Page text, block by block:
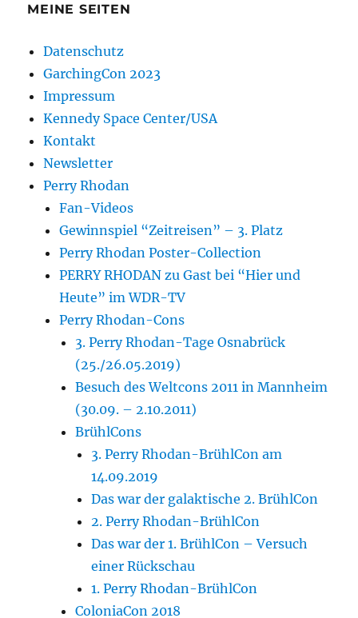
MEINE SEITEN
Datenschutz
GarchingCon 2023
Impressum
Kennedy Space Center/USA
Kontakt
Newsletter
Perry Rhodan
Fan-Videos
Gewinnspiel “Zeitreisen” – 3. Platz
Perry Rhodan Poster-Collection
PERRY RHODAN zu Gast bei “Hier und
Heute” im WDR-TV
Perry Rhodan-Cons
3. Perry Rhodan-Tage Osnabrück
(25./26.05.2019)
Besuch des Weltcons 2011 in Mannheim
(30.09. – 2.10.2011)
BrühlCons
3. Perry Rhodan-BrühlCon am
14.09.2019
Das war der galaktische 2. BrühlCon
2. Perry Rhodan-BrühlCon
Das war der 1. BrühlCon – Versuch
einer Rückschau
1. Perry Rhodan-BrühlCon
ColoniaCon 2018